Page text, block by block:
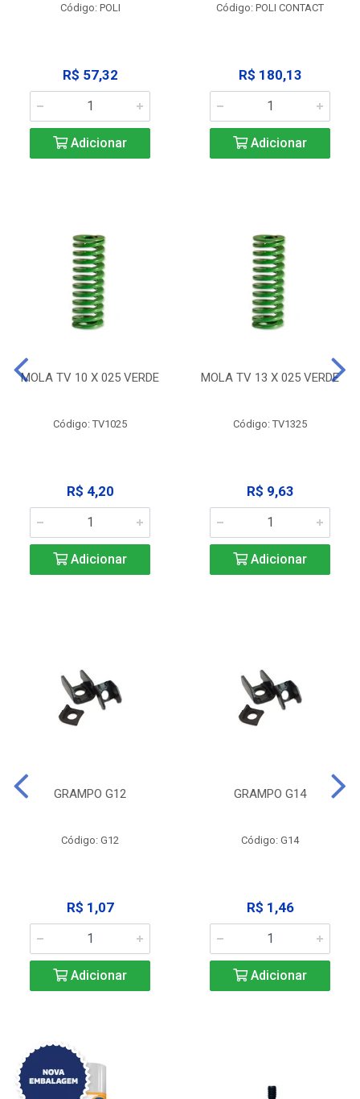
Código: POLI
R$ 57,32
Adicionar
Código: POLI CONTACT
R$ 180,13
Adicionar
MOLA TV 10 X 025 VERDE
Código: TV1025
R$ 4,20
Adicionar
MOLA TV 13 X 025 VERDE
Código: TV1325
R$ 9,63
Adicionar
GRAMPO G12
Código: G12
R$ 1,07
Adicionar
GRAMPO G14
Código: G14
R$ 1,46
Adicionar